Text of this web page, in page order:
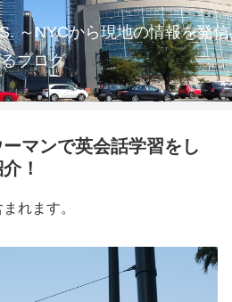
～NYCから現地の情報を発信
ブログ
マンで英会話学習をし
！
れます。